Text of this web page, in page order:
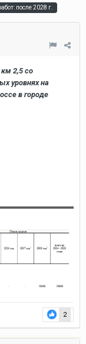
после 2028 г.
2,5 со
уровнях на
в городе
2